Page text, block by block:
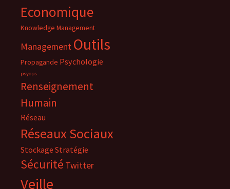
Economique
Knowledge Management
Management Outils
Propagande Psychologie
psyops
Renseignement
Humain
Réseau
Réseaux Sociaux
Stockage Stratégie
Sécurité Twitter
Veille